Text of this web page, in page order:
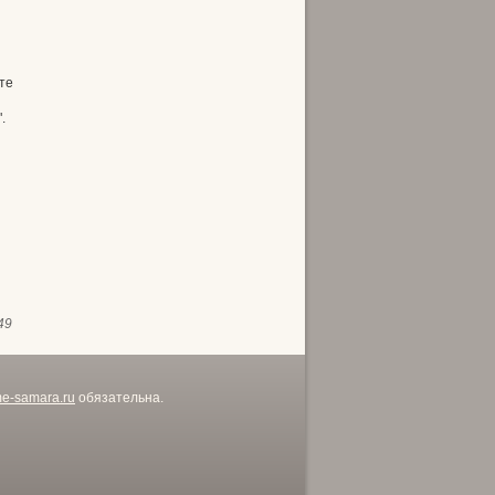
samara.ru обязательна.